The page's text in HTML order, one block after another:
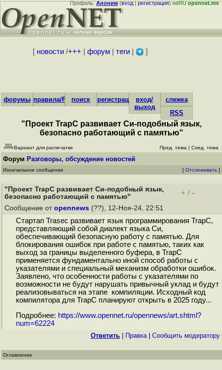
Профиль:Аноним(вход|регистрация)неRUopennet.me
[ новости/+++ форум| теги| ]
форумы правила/FAQпоиск регистрациявход/
выход
слежка
RSS
"Проект TrapC развивает Си-подобный язык,
безопасно работающий с памятью"
Вариант для распечатки Пред. тема | След. тема
Форум Разговоры, обсуждение новостей
Изначальное сообщение [ Отслеживать ]
"Проект TrapC развивает Си-подобный язык,
безопасно работающий с памятью"
+ / –
Сообщение от opennews (??), 12-Ноя-24, 22:51
Стартап Trasec развивает язык программирования TrapC,
представляющий собой диалект языка Си,
обеспечивающий безопасную работу с памятью. Для
блокирования ошибок при работе с памятью, таких как
выход за границы выделенного буфера, в TrapC
применяется фундаментально иной способ работы с
указателями и специальный механизм обработки ошибок.
Заявлено, что особенности работы с указателями по
возможности не будут нарушать привычный уклад и будут
реализовываться на этапе компиляции. Исходный код
компилятора для TrapC планируют открыть в 2025 году...
Подробнее: https://www.opennet.ru/opennews/art.shtml?
num=62224
Ответить Правка| Cообщить модератору
Оглавление